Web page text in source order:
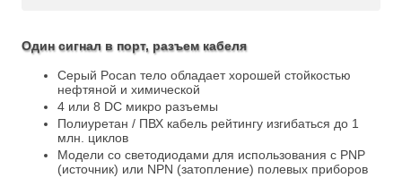
Один сигнал в порт, разъем кабеля
Серый Pocan тело обладает хорошей стойкостью
нефтяной и химической
4 или 8 DC микро разъемы
Полиуретан / ПВХ кабель рейтингу изгибаться до 1
млн. циклов
Модели со светодиодами для использования с PNP
(источник) или NPN (затопление) полевых приборов